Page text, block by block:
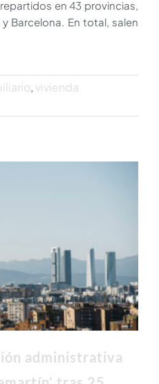
en 43 provincias,
Barcelona. En total, salen
, vivienda
administrativa